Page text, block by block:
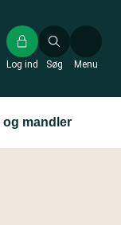
Søg
Log ind Menu
og mandler